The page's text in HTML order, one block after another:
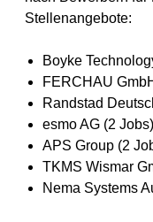
Stellenangebote:
Boyke
FERCHAU
Randstad
esmo AG (2 Jobs)
APS Group (2
TKMS Wismar
Nema Systems